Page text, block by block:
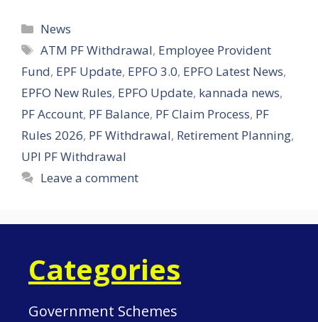
Categories
News
Tags
ATM PF Withdrawal, Employee Provident
Fund, EPF Update, EPFO 3.0, EPFO Latest News,
EPFO New Rules, EPFO Update, kannada news,
PF Account, PF Balance, PF Claim Process, PF
Rules 2026, PF Withdrawal, Retirement Planning,
UPI PF Withdrawal
Leave a comment
Categories
Government Schemes